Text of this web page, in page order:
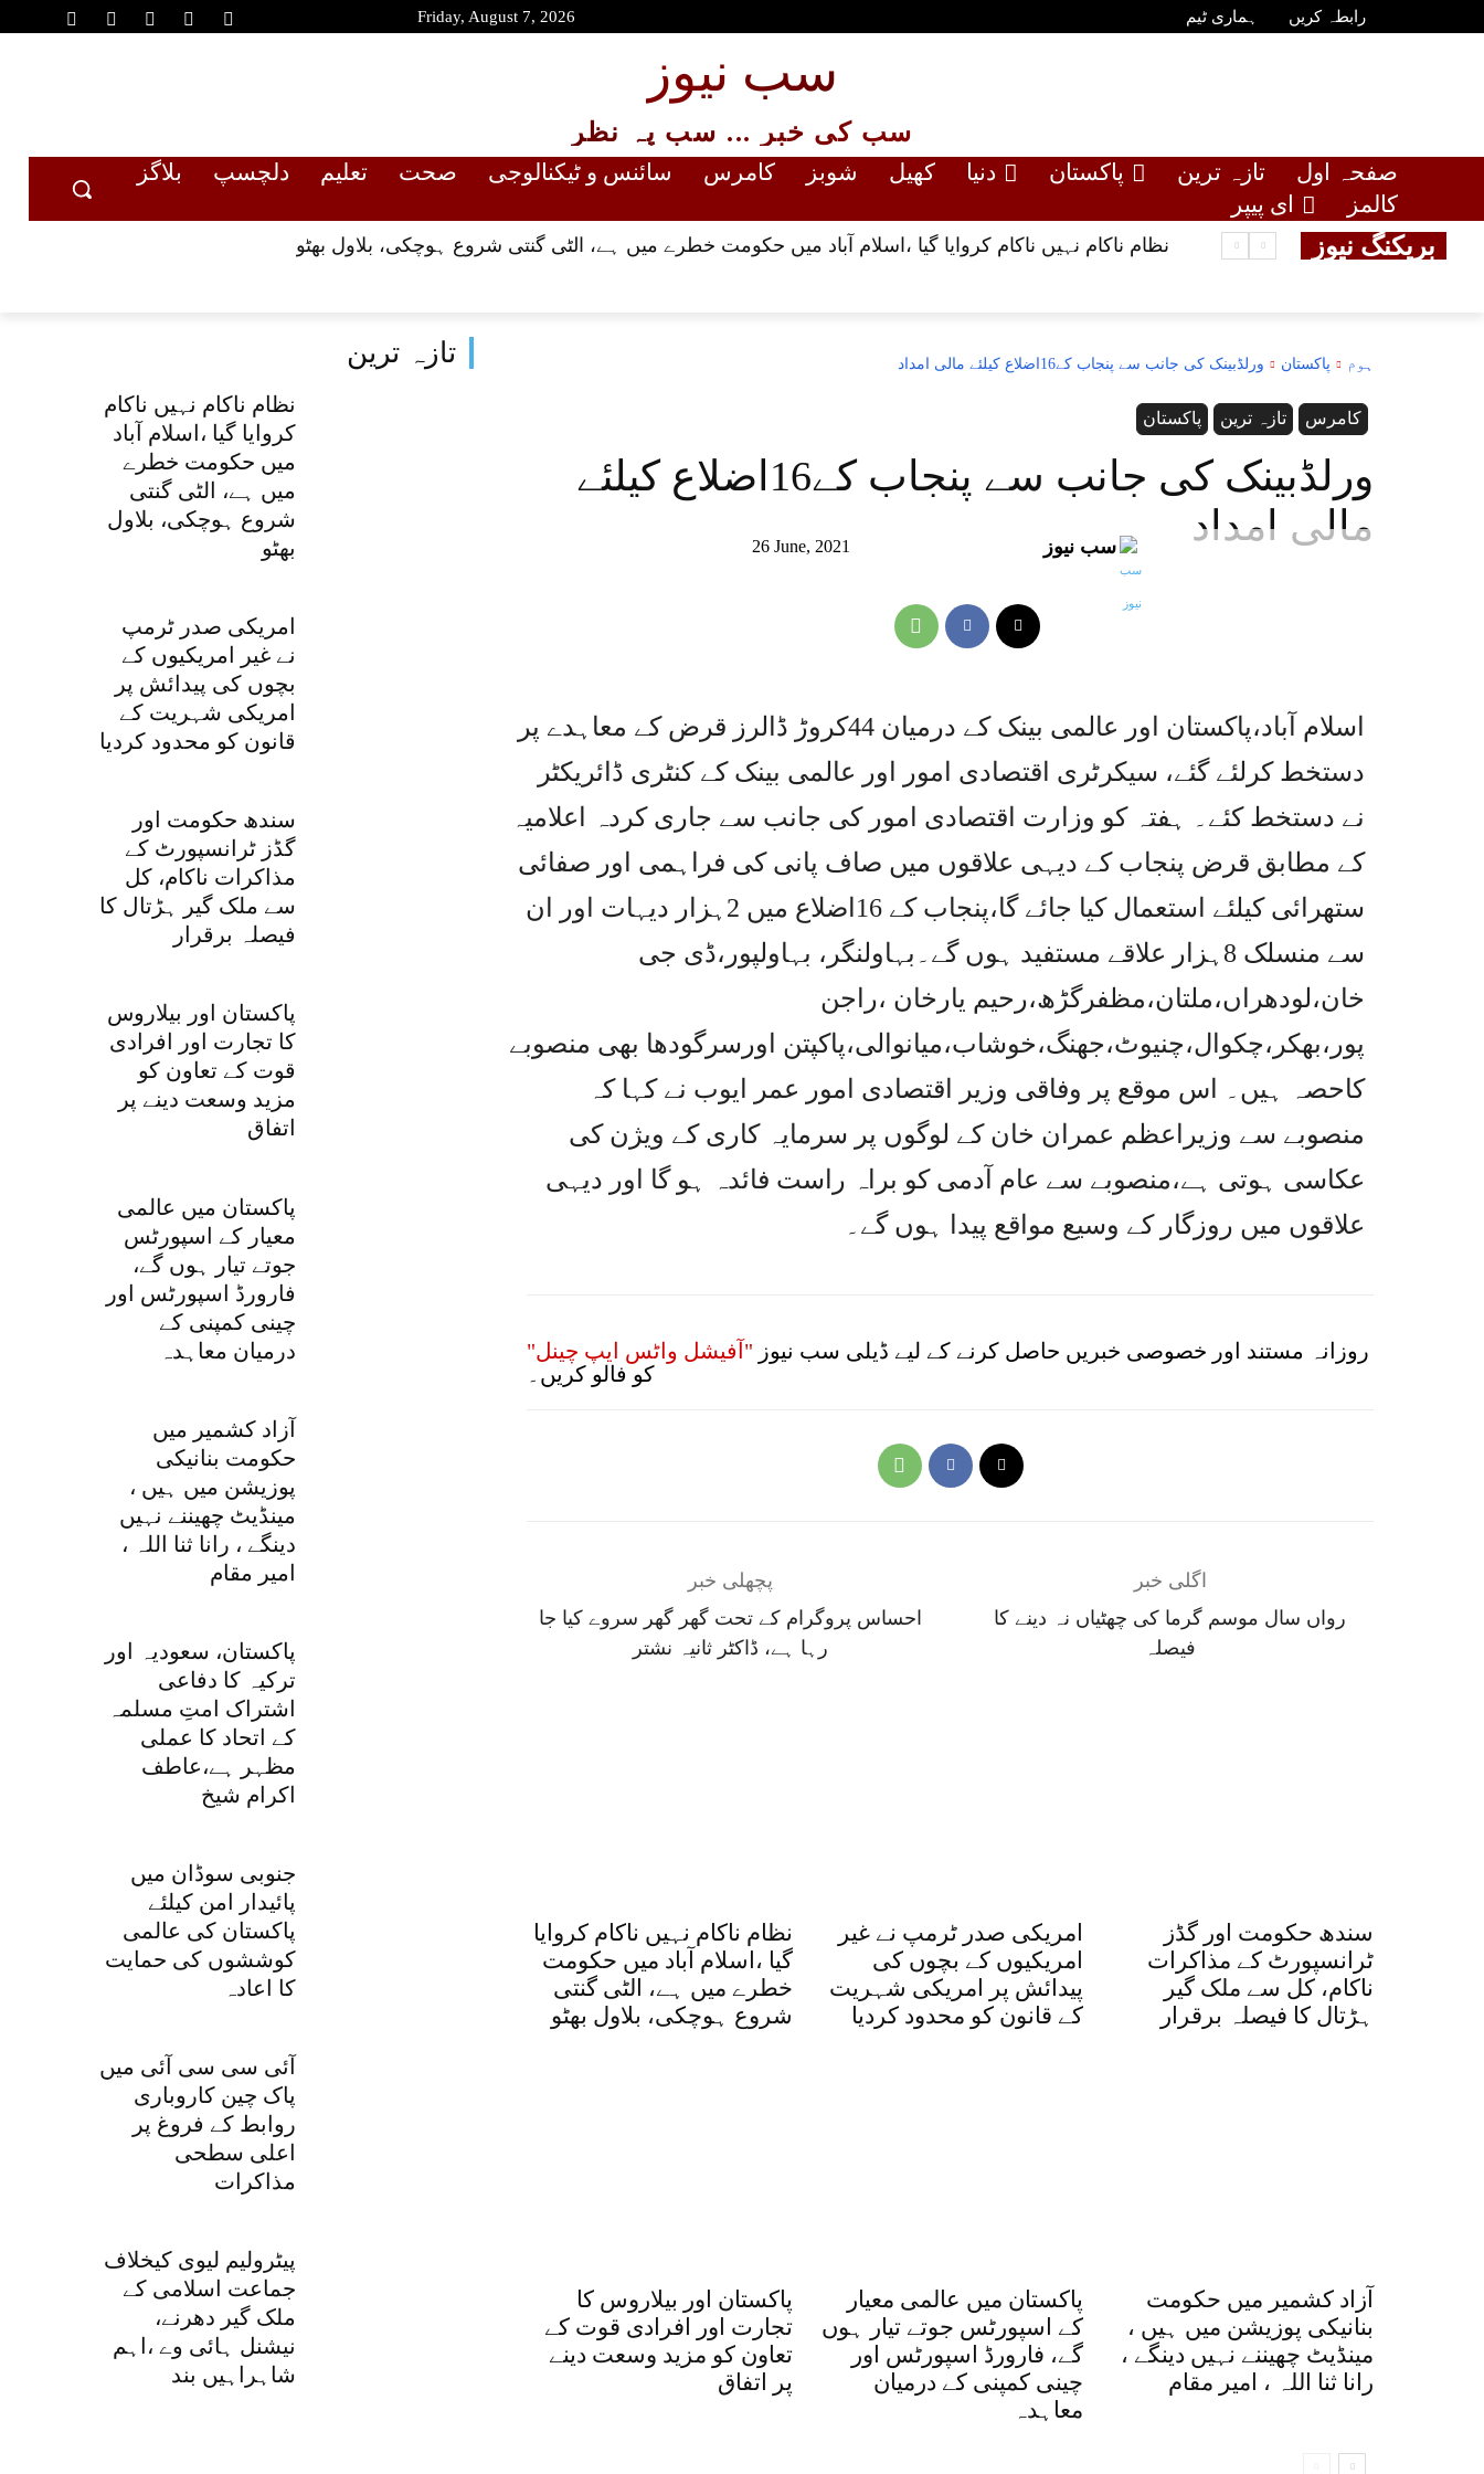
Friday, August 7, 2026 رابطہ کریں ہماری ٹیم
سب نیوز
سب کی خبر ... سب پہ نظر
صفحہ اول تازہ ترین پاکستان دنیا کھیل شوبز کامرس سائنس و ٹیکنالوجی صحت تعلیم دلچسپ
بلاگز
کالمز
ای پیپر
بریکنگ نیوز نظام ناکام نہیں ناکام کروایا گیا ،اسلام آباد میں حکومت خطرے میں ہے، الٹی گنتی شروع ہوچکی، بلاول بھٹو
تازہ ترین
نظام ناکام نہیں ناکام
کروایا گیا ،اسلام آباد
میں حکومت خطرے
میں ہے، الٹی گنتی
شروع ہوچکی، بلاول
بھٹو
امریکی صدر ٹرمپ
نے غیر امریکیوں کے
بچوں کی پیدائش پر
امریکی شہریت کے
قانون کو محدود کردیا
سندھ حکومت اور
گڈز ٹرانسپورٹ کے
مذاکرات ناکام، کل
سے ملک گیر ہڑتال کا
فیصلہ برقرار
پاکستان اور بیلاروس
کا تجارت اور افرادی
قوت کے تعاون کو
مزید وسعت دینے پر
اتفاق
پاکستان میں عالمی
معیار کے اسپورٹس
جوتے تیار ہوں گے،
فارورڈ اسپورٹس اور
چینی کمپنی کے
درمیان معاہدہ
آزاد کشمیر میں
حکومت بنانیکی
پوزیشن میں ہیں ،
مینڈیٹ چھیننے نہیں
دینگے ، رانا ثنا اللہ ،
امیر مقام
پاکستان، سعودیہ اور
ترکیہ کا دفاعی
اشتراک امتِ مسلمہ
کے اتحاد کا عملی
مظہر ہے،عاطف
اکرام شیخ
جنوبی سوڈان میں
پائیدار امن کیلئے
پاکستان کی عالمی
کوششوں کی حمایت
کا اعادہ
آئی سی سی آئی میں
پاک چین کاروباری
روابط کے فروغ پر
اعلی سطحی
مذاکرات
پیٹرولیم لیوی کیخلاف
جماعت اسلامی کے
ملک گیر دھرنے،
نیشنل ہائی وے ،اہم
شاہراہیں بند
ہوم پاکستان ورلڈبینک کی جانب سے پنجاب کے16اضلاع کیلئے مالی امداد
پاکستان تازہ ترین کامرس
ورلڈبینک کی جانب سے پنجاب کے16اضلاع کیلئے
مالی امداد
26 June, 2021 سب نیوز
اسلام آباد،پاکستان اور عالمی بینک کے درمیان 44کروڑ ڈالرز قرض کے معاہدے پر
دستخط کرلئے گئے، سیکرٹری اقتصادی امور اور عالمی بینک کے کنٹری ڈائریکٹر
نے دستخط کئے۔ ہفتہ کو وزارت اقتصادی امور کی جانب سے جاری کردہ اعلامیہ
کے مطابق قرض پنجاب کے دیہی علاقوں میں صاف پانی کی فراہمی اور صفائی
ستھرائی کیلئے استعمال کیا جائے گا،پنجاب کے 16اضلاع میں 2ہزار دیہات اور ان
سے منسلک 8ہزار علاقے مستفید ہوں گے۔بہاولنگر، بہاولپور،ڈی جی
خان،لودھراں،ملتان،مظفرگڑھ،رحیم یارخان ،راجن
پور،بھکر،چکوال،چنیوٹ،جھنگ،خوشاب،میانوالی،پاکپتن اورسرگودھا بھی منصوبے
کاحصہ ہیں۔ اس موقع پر وفاقی وزیر اقتصادی امور عمر ایوب نے کہا کہ
منصوبے سے وزیراعظم عمران خان کے لوگوں پر سرمایہ کاری کے ویژن کی
عکاسی ہوتی ہے،منصوبے سے عام آدمی کو براہ راست فائدہ ہو گا اور دیہی
علاقوں میں روزگار کے وسیع مواقع پیدا ہوں گے۔
روزانہ مستند اور خصوصی خبریں حاصل کرنے کے لیے ڈیلی سب نیوز "آفیشل واٹس ایپ چینل"
کو فالو کریں۔
پچھلی خبر
احساس پروگرام کے تحت گھر گھر سروے کیا جا
رہا ہے، ڈاکٹر ثانیہ نشتر
اگلی خبر
رواں سال موسم گرما کی چھٹیاں نہ دینے کا
فیصلہ
نظام ناکام نہیں ناکام کروایا
گیا ،اسلام آباد میں حکومت
خطرے میں ہے، الٹی گنتی
شروع ہوچکی، بلاول بھٹو
امریکی صدر ٹرمپ نے غیر
امریکیوں کے بچوں کی
پیدائش پر امریکی شہریت
کے قانون کو محدود کردیا
سندھ حکومت اور گڈز
ٹرانسپورٹ کے مذاکرات
ناکام، کل سے ملک گیر
ہڑتال کا فیصلہ برقرار
پاکستان اور بیلاروس کا
تجارت اور افرادی قوت کے
تعاون کو مزید وسعت دینے
پر اتفاق
پاکستان میں عالمی معیار
کے اسپورٹس جوتے تیار ہوں
گے، فارورڈ اسپورٹس اور
چینی کمپنی کے درمیان
معاہدہ
آزاد کشمیر میں حکومت
بنانیکی پوزیشن میں ہیں ،
مینڈیٹ چھیننے نہیں دینگے ،
رانا ثنا اللہ ، امیر مقام